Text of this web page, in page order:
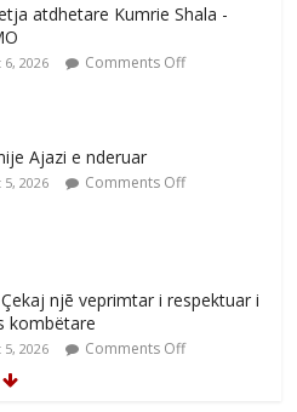
atdhetare Kumrie Shala -
6, 2026 Comments Off
Ajazi e nderuar
5, 2026 Comments Off
njē veprimtar i respektuar i
kombëtare
5, 2026 Comments Off